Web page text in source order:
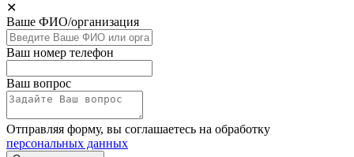
✕
Ваше ФИО/организация
Ваш номер телефон
Ваш вопрос
Отправляя форму, вы соглашаетесь на обработку
персональных данных